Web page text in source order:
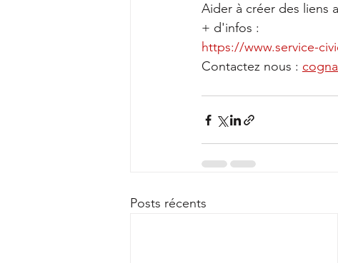
Aider à créer des liens
+ d'infos :
https://www.service-
Contactez nous :
Posts récents